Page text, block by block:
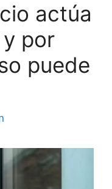
actúa
por
puede